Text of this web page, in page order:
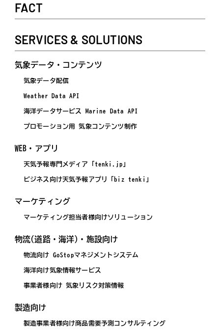
FACT
SERVICES & SOLUTIONS
気象データ・コンテンツ
気象データ配信
Weather Data API
海洋データサービス Marine Data API
プロモーション用 気象コンテンツ制作
WEB・アプリ
天気予報専門メディア「tenki.jp」
ビジネス向け天気予報アプリ「biz tenki」
マーケティング
マーケティング担当者様向けソリューション
物流(道路・海洋)・施設向け
物流向け GoStopマネジメントシステム
海洋向け気象情報サービス
事業者様向け 気象リスク対策情報
製造向け
製造事業者様向け商品需要予測コンサルティング